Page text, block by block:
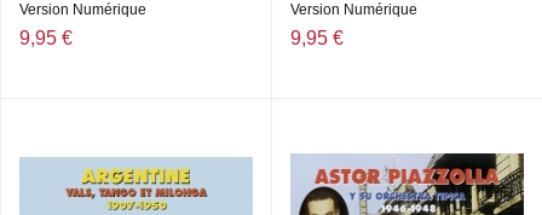
Version Numérique
9,95 €
Version Numérique
9,95 €